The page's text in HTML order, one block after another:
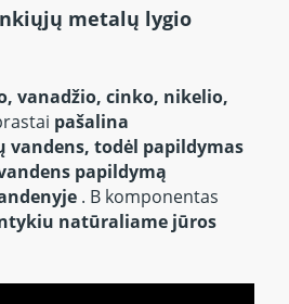
metalų lygio
vanadžio, cinko, nikelio,
pašalina
todėl papildymas
papildymą
. B komponentas
natūraliame jūros